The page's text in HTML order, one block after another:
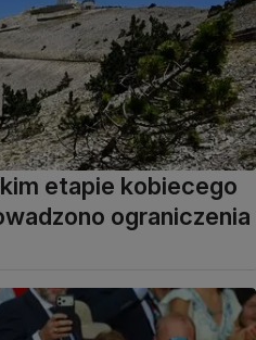
etapie kobiecego
ograniczenia